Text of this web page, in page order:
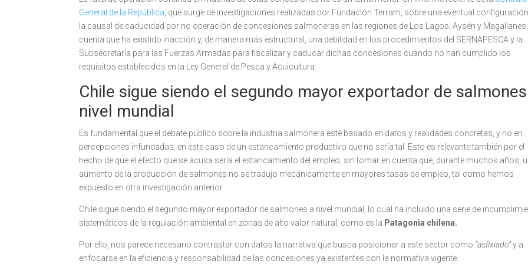
General de la República, que surge de investigaciones realizadas por Fundación Terram, sobre una eventual
la causal de caducidad por no operación de concesiones salmoneras en las regiones de Los Lagos, Aysén y
cuenta que ha existido inacción y, de manera más estructural, una debilidad en los procedimientos del SERNAPESCA y la
Subsecretaría para las Fuerzas Armadas para fiscalizar y caducar dichas concesiones cuando no han cumplido los
requisitos establecidos en la Ley General de Pesca y Acuicultura.
Chile sigue siendo el segundo mayor exportador de
nivel mundial
Es fundamental que el debate público sobre la industria salmonera esté basado en datos y realidades concretas, y no en
percepciones infundadas, en este caso de un estancamiento productivo que no sería tal. Esto es relevante también por el
hecho de que el efecto que se acusa sería el estancamiento del empleo, sin tomar en cuenta que, durante muchos años,
aumento de la producción de salmones no se tradujo mecánicamente en mayores tasas de empleo, tal como hemos
expuesto en otra investigación anterior.
Chile sigue siendo el segundo mayor exportador de salmones a nivel mundial, lo cual ha incluido una serie de
sistemáticos de la regulación ambiental en zonas de alto valor natural, como es la Patagonia chilena.
Por ello, nos parece necesario contrastar con datos la narrativa que busca posicionar a este sector como “asfixiado”y a
enfocarse en la eficiencia y responsabilidad de las concesiones ya existentes con la normativa vigente.